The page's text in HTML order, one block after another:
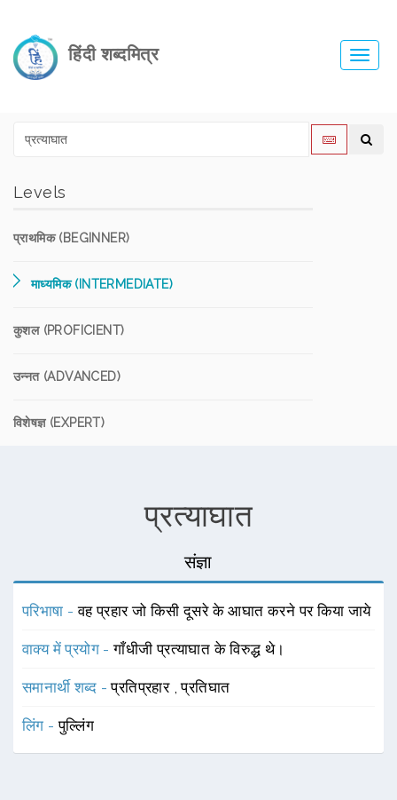
हिंदी शब्दमित्र
Levels
प्राथमिक (BEGINNER)
माध्यमिक (INTERMEDIATE)
कुशल (PROFICIENT)
उन्नत (ADVANCED)
विशेषज्ञ (EXPERT)
प्रत्याघात
संज्ञा
परिभाषा -वह प्रहार जो किसी दूसरे के आघात करने पर किया जाये
वाक्य में प्रयोग -गाँधीजी प्रत्याघात के विरुद्ध थे।
समानार्थी शब्द -प्रतिप्रहार ,प्रतिघात
लिंग -पुल्लिंग